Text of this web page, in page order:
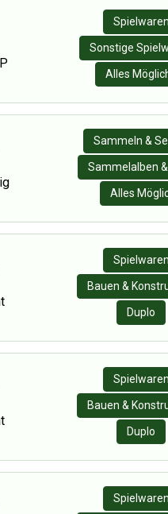
Spielwaren
Sonstige
Alles
Sammeln &
Sammelalben
Alles
Spielwaren
Bauen &
Duplo
Spielwaren
Bauen &
Duplo
Spielwaren